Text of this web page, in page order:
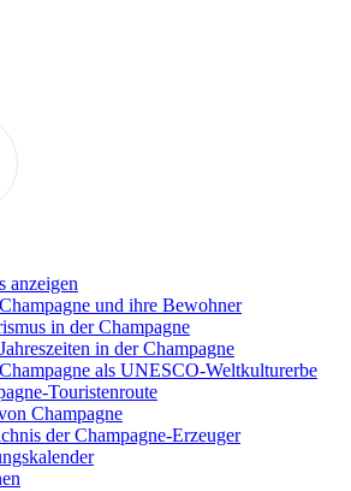
anzeigen
und ihre Bewohner
in der Champagne
in der Champagne
als UNESCO-Weltkulturerbe
Touristenroute
Champagne
der Champagne-Erzeuger